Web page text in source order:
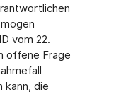
vom 22.
offene Frage
kann, die